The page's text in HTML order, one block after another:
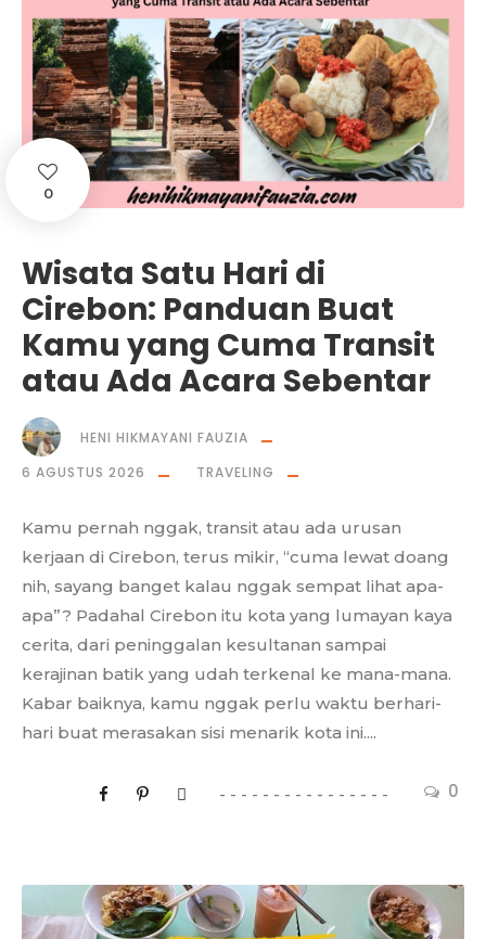
0
Wisata Satu Hari di
Cirebon: Panduan Buat
Kamu yang Cuma Transit
atau Ada Acara Sebentar
0
HENI HIKMAYANI FAUZIA
6 AGUSTUS 2026
TRAVELING
Kamu pernah nggak, transit atau ada urusan
kerjaan di Cirebon, terus mikir, “cuma lewat doang
nih, sayang banget kalau nggak sempat lihat apa-
apa”? Padahal Cirebon itu kota yang lumayan kaya
cerita, dari peninggalan kesultanan sampai
kerajinan batik yang udah terkenal ke mana-mana.
Kabar baiknya, kamu nggak perlu waktu berhari-
hari buat merasakan sisi menarik kota ini....